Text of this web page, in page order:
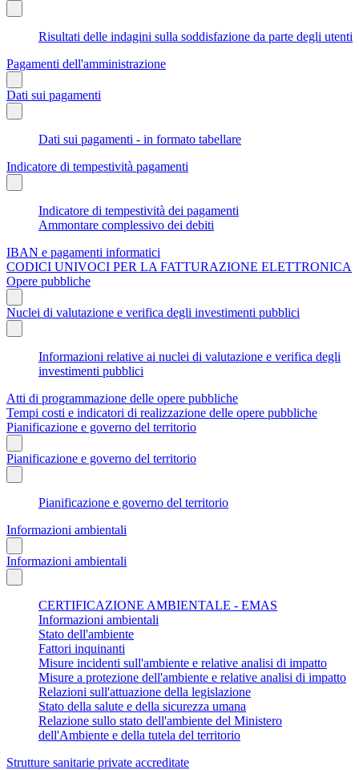
Risultati delle indagini sulla soddisfazione da parte degli utenti
Pagamenti dell'amministrazione
Dati sui pagamenti
Dati sui pagamenti - in formato tabellare
Indicatore di tempestività pagamenti
Indicatore di tempestività dei pagamenti
Ammontare complessivo dei debiti
IBAN e pagamenti informatici
CODICI UNIVOCI PER LA FATTURAZIONE ELETTRONICA
Opere pubbliche
Nuclei di valutazione e verifica degli investimenti pubblici
Informazioni relative ai nuclei di valutazione e verifica degli
investimenti pubblici
Atti di programmazione delle opere pubbliche
Tempi costi e indicatori di realizzazione delle opere pubbliche
Pianificazione e governo del territorio
Pianificazione e governo del territorio
Pianificazione e governo del territorio
Informazioni ambientali
Informazioni ambientali
CERTIFICAZIONE AMBIENTALE - EMAS
Informazioni ambientali
Stato dell'ambiente
Fattori inquinanti
Misure incidenti sull'ambiente e relative analisi di impatto
Misure a protezione dell'ambiente e relative analisi di impatto
Relazioni sull'attuazione della legislazione
Stato della salute e della sicurezza umana
Relazione sullo stato dell'ambiente del Ministero
dell'Ambiente e della tutela del territorio
Strutture sanitarie private accreditate